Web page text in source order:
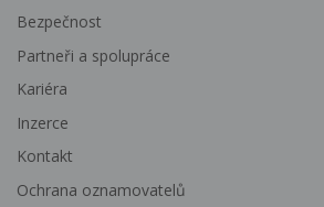
Bezpečnost
Partneři a spolupráce
Kariéra
Inzerce
Kontakt
Ochrana oznamovatelů